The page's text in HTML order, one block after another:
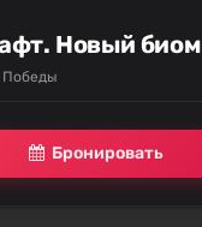
Новый биом
Бронировать